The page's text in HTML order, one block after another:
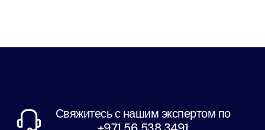
Свяжитесь с нашим экспертом по